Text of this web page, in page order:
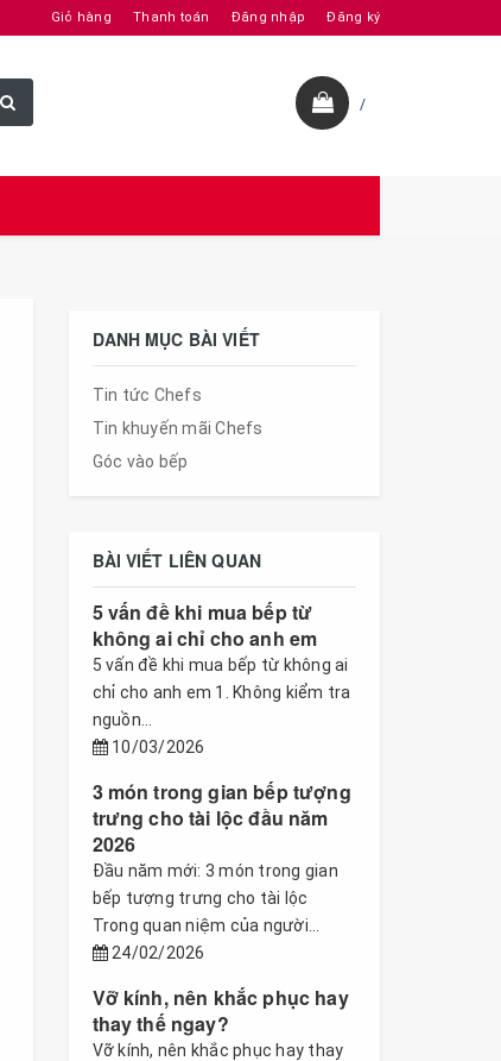
Giỏ hàng Thanh toán Đăng nhập Đăng ký
/
DANH MỤC BÀI VIẾT
Tin tức Chefs
Tin khuyến mãi Chefs
Góc vào bếp
BÀI VIẾT LIÊN QUAN
5 vấn đề khi mua bếp từ
không ai chỉ cho anh em
5 vấn đề khi mua bếp từ không ai
chỉ cho anh em 1. Không kiểm tra
nguồn...
10/03/2026
3 món trong gian bếp tượng
trưng cho tài lộc đầu năm
2026
Đầu năm mới: 3 món trong gian
bếp tượng trưng cho tài lộc
Trong quan niệm của người...
24/02/2026
Vỡ kính, nên khắc phục hay
thay thế ngay?
Vỡ kính, nên khắc phục hay thay